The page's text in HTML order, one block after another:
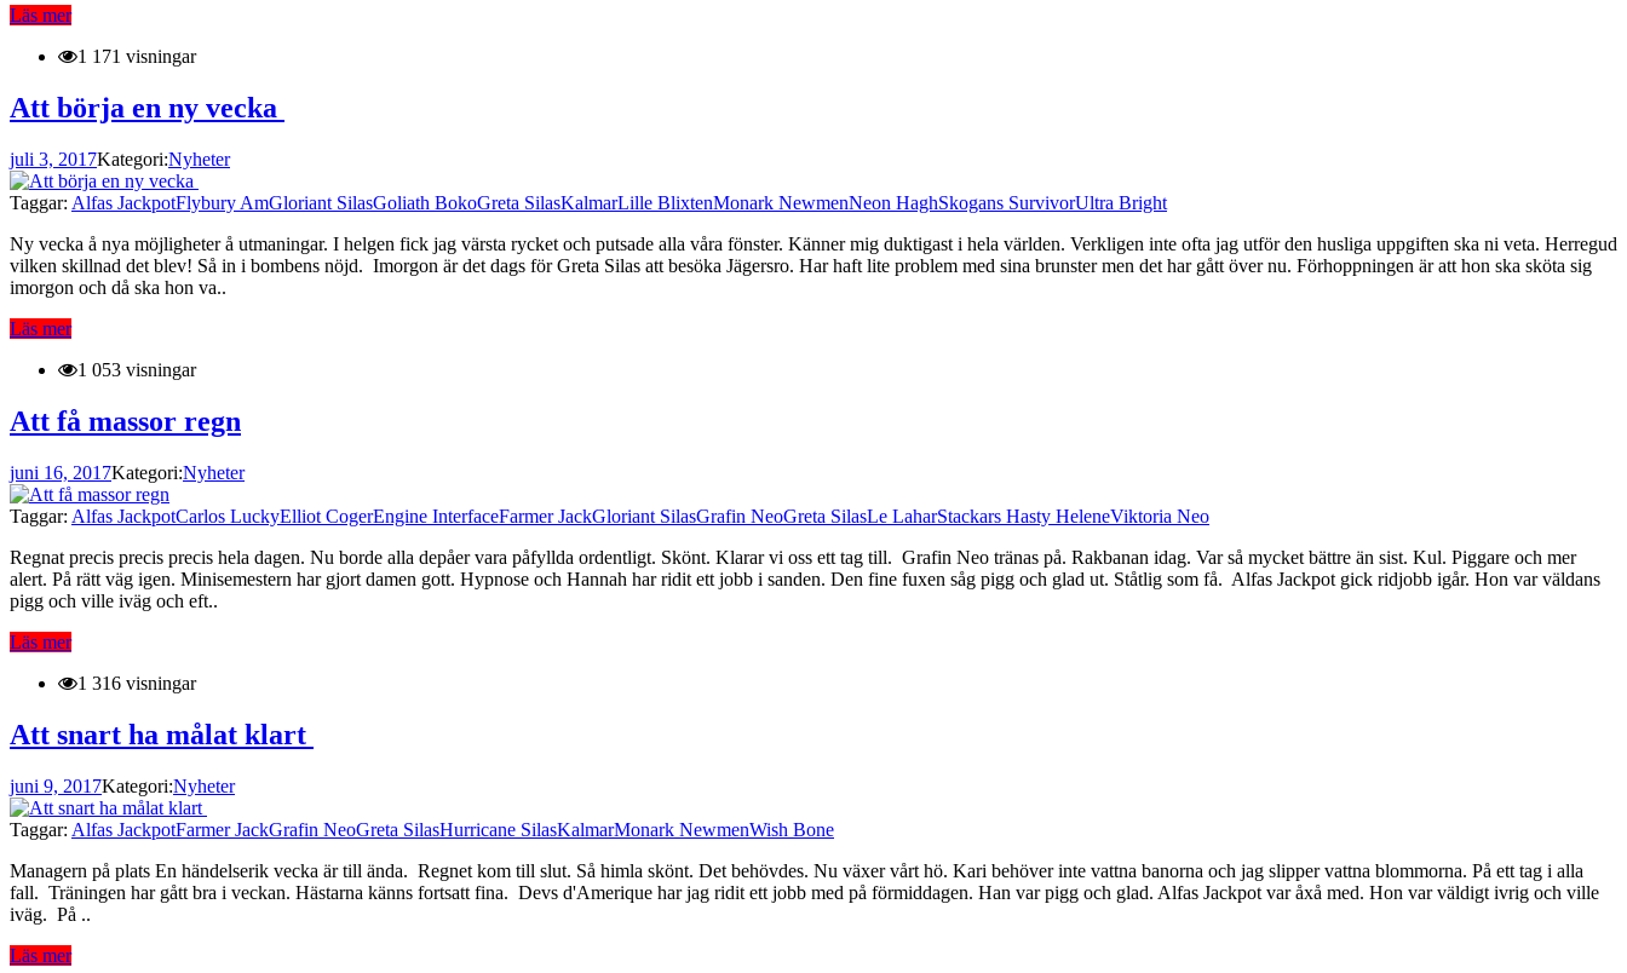
Läs mer
1 171 visningar
Att börja en ny vecka
juli 3, 2017Kategori:Nyheter
Taggar: Alfas JackpotFlybury AmGloriant SilasGoliath BokoGreta SilasKalmarLille BlixtenMonark NewmenNeon HaghSkogans SurvivorUltra Bright
Ny vecka å nya möjligheter å utmaningar. I helgen fick jag värsta rycket och putsade alla våra fönster. Känner mig duktigast i hela världen. Verkligen inte ofta jag utför den husliga uppgiften ska ni veta. Herregud
vilken skillnad det blev! Så in i bombens nöjd. Imorgon är det dags för Greta Silas att besöka Jägersro. Har haft lite problem med sina brunster men det har gått över nu. Förhoppningen är att hon ska sköta sig
imorgon och då ska hon va..
Läs mer
1 053 visningar
Att få massor regn
juni 16, 2017Kategori:Nyheter
Taggar: Alfas JackpotCarlos LuckyElliot CogerEngine InterfaceFarmer JackGloriant SilasGrafin NeoGreta SilasLe LaharStackars Hasty HeleneViktoria Neo
Regnat precis precis precis hela dagen. Nu borde alla depåer vara påfyllda ordentligt. Skönt. Klarar vi oss ett tag till. Grafin Neo tränas på. Rakbanan idag. Var så mycket bättre än sist. Kul. Piggare och mer
alert. På rätt väg igen. Minisemestern har gjort damen gott. Hypnose och Hannah har ridit ett jobb i sanden. Den fine fuxen såg pigg och glad ut. Ståtlig som få. Alfas Jackpot gick ridjobb igår. Hon var väldans
pigg och ville iväg och eft..
Läs mer
1 316 visningar
Att snart ha målat klart
juni 9, 2017Kategori:Nyheter
Taggar: Alfas JackpotFarmer JackGrafin NeoGreta SilasHurricane SilasKalmarMonark NewmenWish Bone
Managern på plats En händelserik vecka är till ända. Regnet kom till slut. Så himla skönt. Det behövdes. Nu växer vårt hö. Kari behöver inte vattna banorna och jag slipper vattna blommorna. På ett tag i alla
fall. Träningen har gått bra i veckan. Hästarna känns fortsatt fina. Devs d'Amerique har jag ridit ett jobb med på förmiddagen. Han var pigg och glad. Alfas Jackpot var åxå med. Hon var väldigt ivrig och ville
iväg. På ..
Läs mer